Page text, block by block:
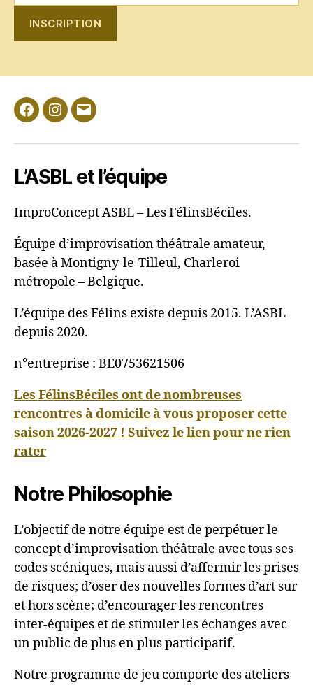
Facebook
Instagram
E-
L’ASBL et l’équipe
ImproConcept ASBL – Les FélinsBéciles.
Équipe d’improvisation théâtrale amateur,
basée à Montigny-le-Tilleul, Charleroi
métropole – Belgique.
L’équipe des Félins existe depuis 2015. L’ASBL
depuis 2020.
n°entreprise : BE0753621506
Les FélinsBéciles ont de nombreuses
rencontres à domicile à vous proposer cette
saison 2026-2027 ! Suivez le lien pour ne rien
rater
Notre Philosophie
L’objectif de notre équipe est de perpétuer le
concept d’improvisation théâtrale avec tous ses
codes scéniques, mais aussi d’affermir les prises
de risques; d’oser des nouvelles formes d’art sur
et hors scène; d’encourager les rencontres
inter-équipes et de stimuler les échanges avec
un public de plus en plus participatif.
Notre programme de jeu comporte des ateliers